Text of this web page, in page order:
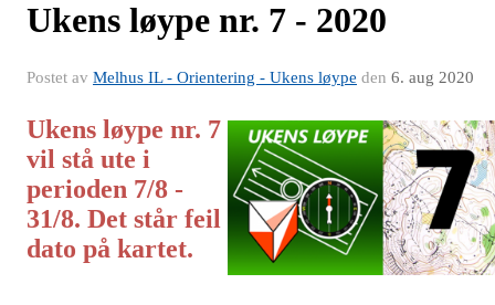
Ukens løype nr. 7 - 2020
Postet av Melhus IL - Orientering - Ukens løype den 6. aug 2020
Ukens løype nr. 7
vil stå ute i
perioden 7/8 -
31/8. Det står feil
dato på kartet.